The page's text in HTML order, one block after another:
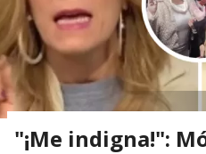
"¡Me indigna!":